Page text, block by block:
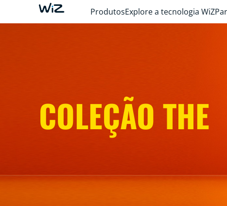
ProdutosExplore a tecnologia WiZ
COLEÇÃO THE